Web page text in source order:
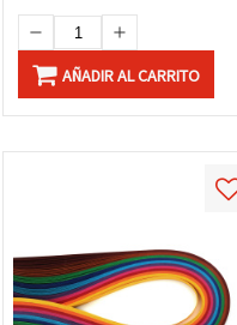
AÑADIR AL CARRITO